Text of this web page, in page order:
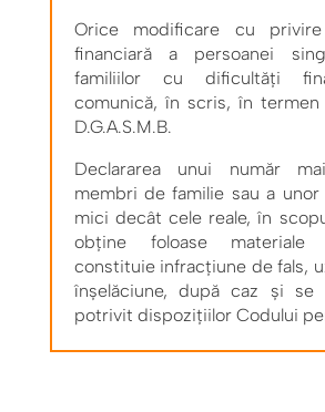
Orice modificare cu
financiară a persoanei
familiilor cu dificultăţi
comunică, în scris, în
D.G.A.S.M.B.
Declararea unui număr
membri de familie sau a
mici decât cele reale, în
obţine foloase materiale
constituie infracţiune de fals,
înşelăciune, după caz şi se
potrivit dispoziţiilor Codului